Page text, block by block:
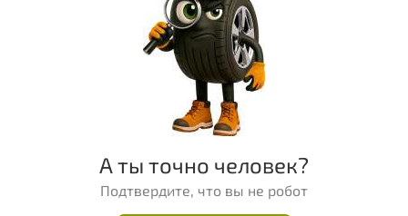
А ты точно человек?
Подтвердите, что вы не робот